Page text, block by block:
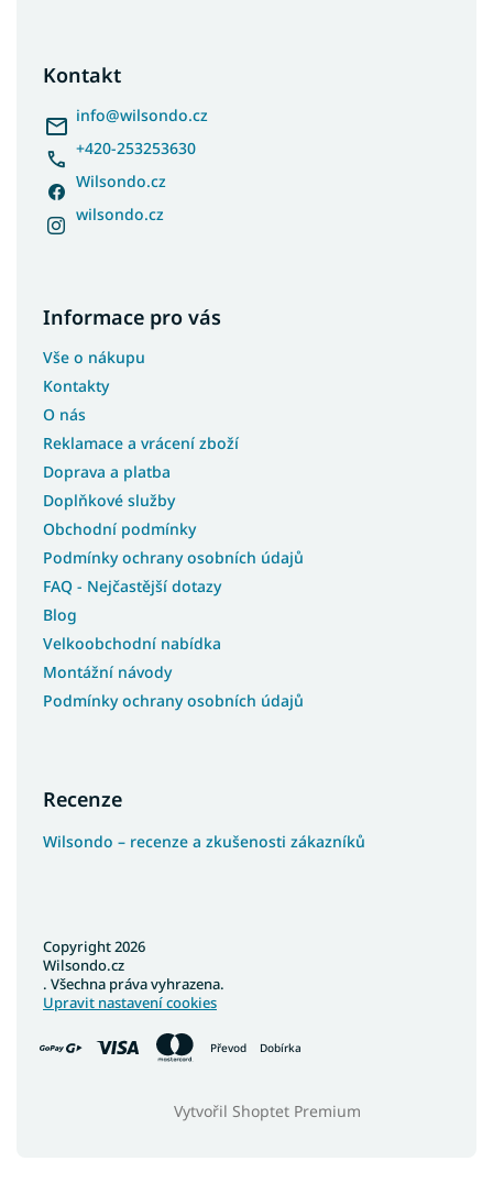
Kontakt
info@wilsondo.cz
+420-253253630
Wilsondo.cz
wilsondo.cz
Informace pro vás
Vše o nákupu
Kontakty
O nás
Reklamace a vrácení zboží
Doprava a platba
Doplňkové služby
Obchodní podmínky
Podmínky ochrany osobních údajů
FAQ - Nejčastější dotazy
Blog
Velkoobchodní nabídka
Montážní návody
Podmínky ochrany osobních údajů
Recenze
Wilsondo – recenze a zkušenosti zákazníků
Převod Dobírka
Vytvořil Shoptet Premium
Copyright 2026
Wilsondo.cz
. Všechna práva vyhrazena.
Upravit nastavení cookies